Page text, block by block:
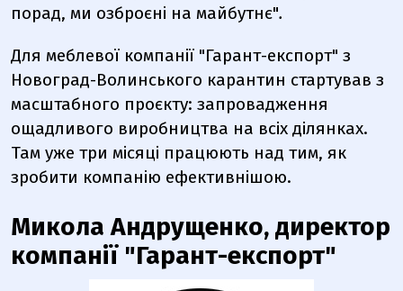
порад, ми озброєні на майбутнє".
Для меблевої компанії "Гарант-експорт" з
Новоград-Волинського карантин стартував з
масштабного проєкту: запровадження
ощадливого виробництва на всіх ділянках.
Там уже три місяці працюють над тим, як
зробити компанію ефективнішою.
Микола Андрущенко, директор
компанії "Гарант-експорт"